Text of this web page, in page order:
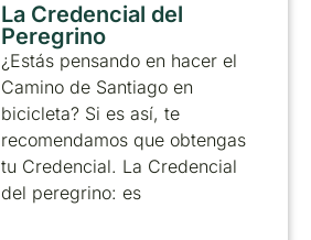
La Credencial del
Peregrino
¿Estás pensando en hacer el
Camino de Santiago en
bicicleta? Si es así, te
recomendamos que obtengas
tu Credencial. La Credencial
del peregrino: es